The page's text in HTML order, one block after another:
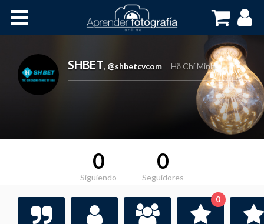
Cursos OnLine
SHBET, @shbetcvcom Hồ Chí Minh
0
Siguiendo
0
Seguidores
0